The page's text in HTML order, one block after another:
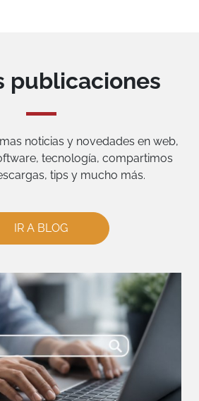
publicaciones
noticias y novedades en web,
tecnología, compartimos
tips y mucho más.
IR A BLOG